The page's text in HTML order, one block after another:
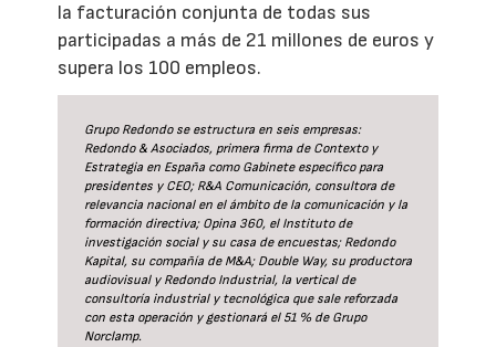
la facturación conjunta de todas sus
participadas a más de 21 millones de euros y
supera los 100 empleos.
Grupo Redondo se estructura en seis empresas:
Redondo & Asociados, primera firma de Contexto y
Estrategia en España como Gabinete específico para
presidentes y CEO; R&A Comunicación, consultora de
relevancia nacional en el ámbito de la comunicación y la
formación directiva; Opina 360, el Instituto de
investigación social y su casa de encuestas; Redondo
Kapital, su compañía de M&A; Double Way, su productora
audiovisual y Redondo Industrial, la vertical de
consultoría industrial y tecnológica que sale reforzada
con esta operación y gestionará el 51 % de Grupo
Norclamp.